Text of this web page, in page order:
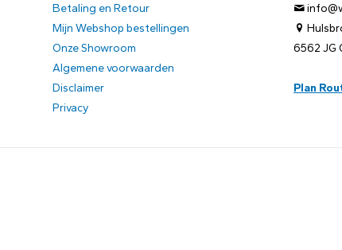
Betaling en Retour
Mijn Webshop bestellingen
Onze Showroom
Algemene voorwaarden
Disclaimer
Privacy
6562 JG
Plan